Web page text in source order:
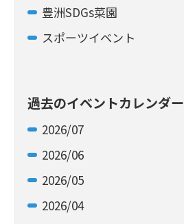
豊洲SDGs菜園
スポーツイベント
過去のイベントカレンダー
2026/07
2026/06
2026/05
2026/04